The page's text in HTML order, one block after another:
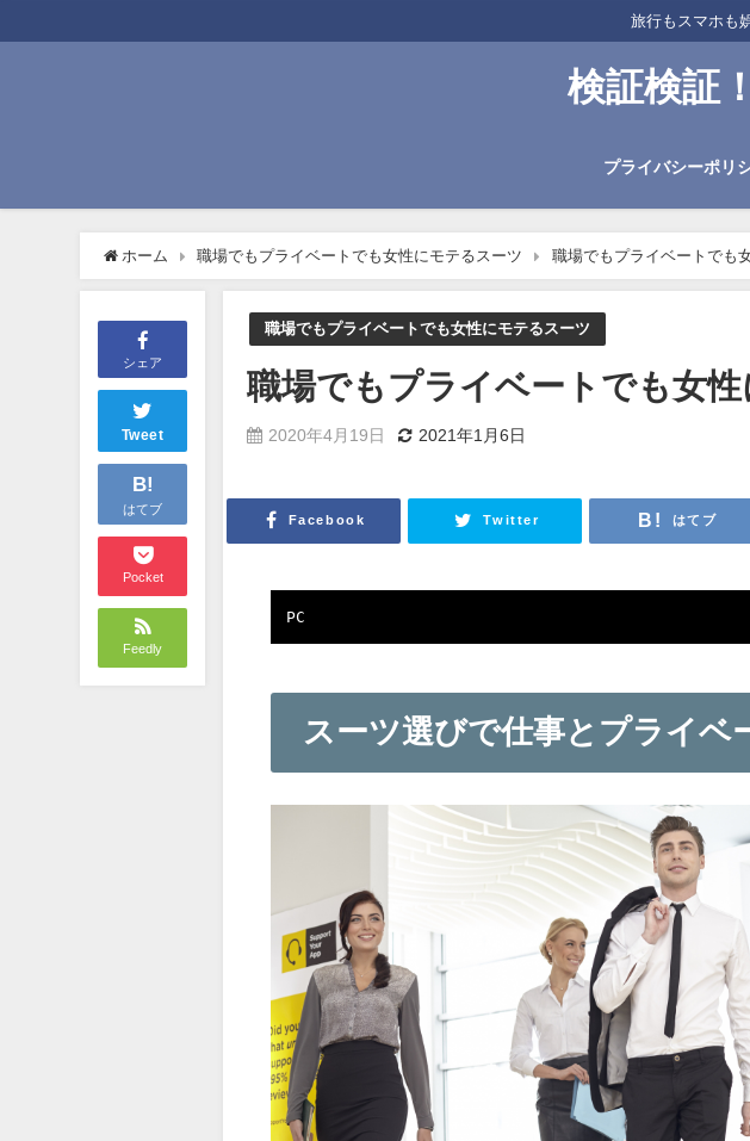
旅行もスマホも
検証検証
プライバシーポリ
ホーム 職場でもプライベートでも女性にモテるスーツ 職場でもプライベートでも
シェア
Tweet
B!
はてブ
Pocket
Feedly
職場でもプライベートでも女性にモテるスーツ
職場でもプライベートでも女
2020年4月19日 2021年1月6日
Facebook Twitter はてブ
PC
スーツ選びで仕事とプライベ